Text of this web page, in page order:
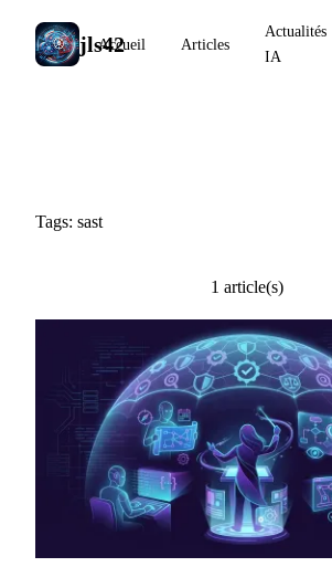
jls42
Accueil Articles
Actualités
IA
Tags: sast
1 article(s)